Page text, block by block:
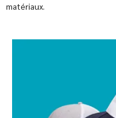
matériaux.